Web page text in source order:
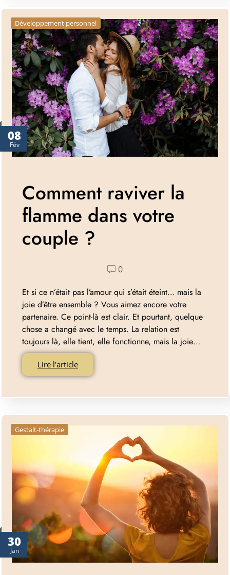
08
Fév
Développement personnel
Comment raviver la
flamme dans votre
couple ?
0
Et si ce n’était pas l’amour qui s’était éteint… mais la
joie d’être ensemble ? Vous aimez encore votre
partenaire. Ce point-là est clair. Et pourtant, quelque
chose a changé avec le temps. La relation est
toujours là, elle tient, elle fonctionne, mais la joie…
Lire l'article
30
Jan
Gestalt-thérapie